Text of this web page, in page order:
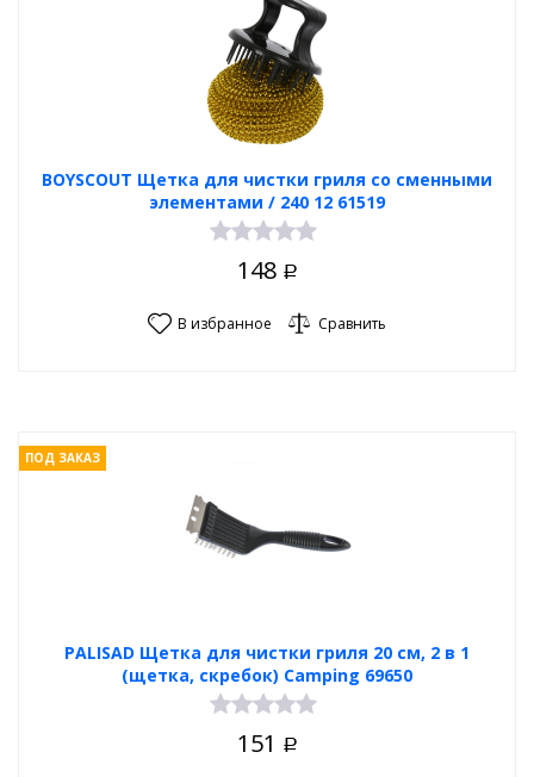
BOYSCOUT Щетка для чистки гриля со сменными
элементами / 240 12 61519
148 Р
В избранное Сравнить
PALISAD Щетка для чистки гриля 20 см, 2 в 1
(щетка, скребок) Camping 69650
ПОД ЗАКАЗ
151 Р